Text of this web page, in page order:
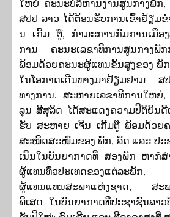
ໃຫຍ່ ຄະນະບໍລິຫານງານສູນກາງພັກ,
ສປປ ລາວ ໄດ້ຕ້ອນຮັບການເຂົ້າຢ້ຽມ
ນ ເກີ້ມ ຕູ໊, ກໍາມະການກົມການເມືອ
ການ ຄະນະເລຂາທິການສູນກາງພັ
ພ້ອມດ້ວຍຄະນະຜູ້ແທນຂັ້ນສູງຂອງ ພັ
ໃນໂອກາດເດີນທາງມາຢ້ຽມຢາມ
ທາງການ. ສະຫາຍເລຂາທິການໃຫຍ່,
ລຸນ ສີສຸລິດ ໄດ້ສະແດງຄວາມປິຕິຍິນດີ
ຮັບ ສະຫາຍ ເຈີນ ເກີ້ມຕູ໊ ພ້ອມດ້ວຍ
ສະໜິດສະໜົມຂອງ ພັກ, ລັດ ແລະ ປະຊ
ເນີນໃນບັນຍາກາດທີ່ ສອງພັກ ຫາກໍ່ສໍ
ຜູ້ແທນທົ່ວປະເທດຂອງແຕ່ລະພັກ, ສໍ
ຜູ້ແທນແທນສະພາແຫ່ງຊາດ, ສະພ
ພິເສດ ໃນບັນຍາກາດທີ່ປະຊາຊົນລາ